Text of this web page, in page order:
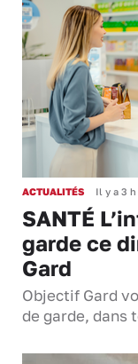
ACTUALITÉS Il y a 3 h
SANTÉ
garde ce
Gard
Objectif Gard
de garde, dans